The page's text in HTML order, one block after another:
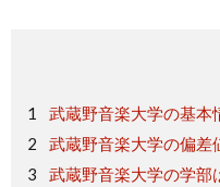
武蔵野音楽大学の基本
武蔵野音楽大学の偏差
武蔵野音楽大学の学部